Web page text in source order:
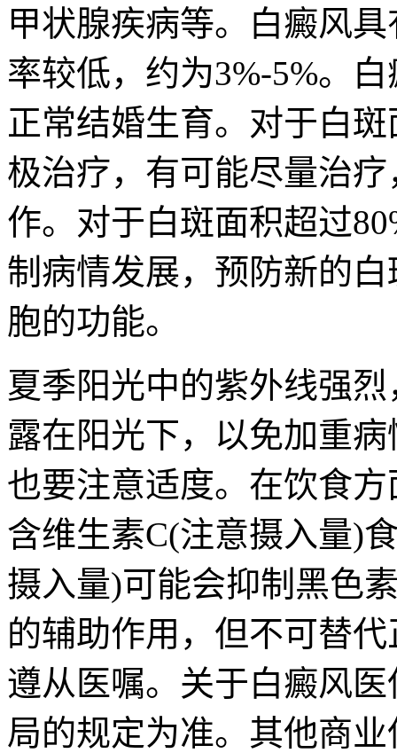
甲状腺疾病等。白癜风
率较低，约为3%-5%。
正常结婚生育。对于白
极治疗，有可能尽量治
作。对于白斑面积超过
制病情发展，预防新的
胞的功能。
夏季阳光中的紫外线强
露在阳光下，以免加重
也要注意适度。在饮食
含维生素C(注意摄入量)
摄入量)可能会抑制黑色
的辅助作用，但不可替
遵从医嘱。关于白癜风
局的规定为准。其他商